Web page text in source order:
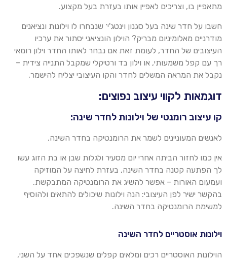
מתאפיין בו, וצריכים לאפיין אותו בעזרת בעל מקצוע.
חשבו על חדר שינה בעל סגנון וינטג'י׳ שנבחרו לו וילונות ונציאנים
מודרניים מאלומיניום מבריק? הוילון הונציאני יסתור את ערכיו
העיצובים של החדר, לעומת זאת אם נבחר לאותו החדר וילון רומאי
רך עם קפל משמעותי, או וילון בד ורטיקלי שמקבל התנייה צידית –
נקבל את המראה המשלים לחדר והקו העיצובי יצליח להישמר.
דוגמאות לקווי עיצוב נפוצים:
קו עיצוב רומנטי של וילונות לחדר שינה:
לאנשים המעוניינים לשמר את הרומנטיקה בחדר השינה.
אין כמו לחזור הביתה אחרי יום מסעיר ולגלות שבן או בת הזוג עשו
לך הפתעה קטנה בחדר השינה, בעזרת לחיצה על המוזיקה
ועמעום האורות – אפשר להשיג את הרומנטיקה המתבקשת.
בהקשר ישיר לפן העיצובי: הנה וילונות שיכולים להתאים ולהוסיף
למשימת הרומנטיקה בחדר השינה.
וילונות אוסטריים לחדר השינה
הוילונות האוסטריים רכים ומלאים קפלים שנשפכים אחד על השני,